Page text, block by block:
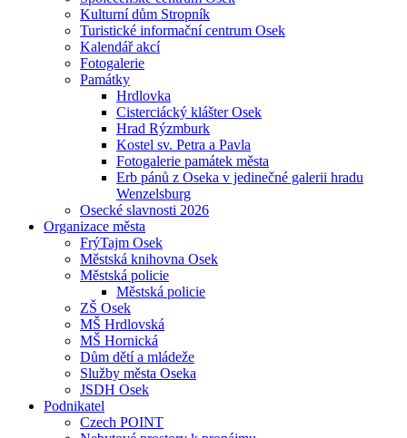
Kulturní dům Stropník
Turistické informační centrum Osek
Kalendář akcí
Fotogalerie
Památky
Hrdlovka
Cisterciácký klášter Osek
Hrad Rýzmburk
Kostel sv. Petra a Pavla
Fotogalerie památek města
Erb pánů z Oseka v jedinečné galerii hradu
Wenzelsburg
Osecké slavnosti 2026
Organizace města
FrýTajm Osek
Městská knihovna Osek
Městská policie
Městská policie
ZŠ Osek
MŠ Hrdlovská
MŠ Hornická
Dům dětí a mládeže
Služby města Oseka
JSDH Osek
Podnikatel
Czech POINT